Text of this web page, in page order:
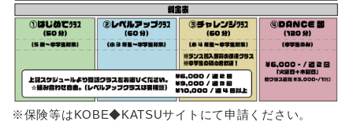
※保険等はKOBE◆KATSUサイトにて申請ください。